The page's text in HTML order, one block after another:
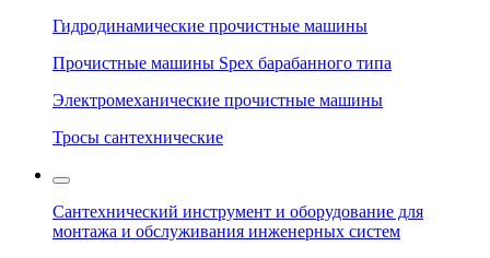
Гидродинамические прочистные машины
Прочистные машины Spex барабанного типа
Электромеханические прочистные машины
Тросы сантехнические
Сантехнический инструмент и оборудование для
монтажа и обслуживания инженерных систем